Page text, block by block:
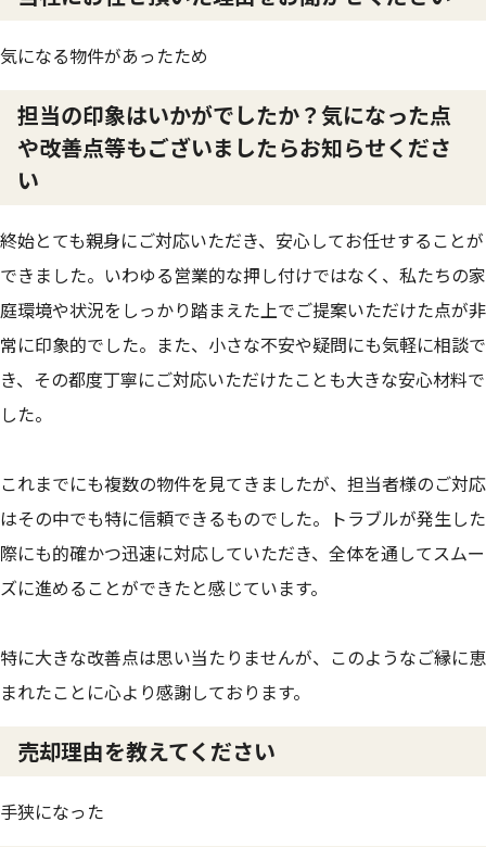
気になる物件があったため
担当の印象はいかがでしたか？気になった点
や改善点等もございましたらお知らせくださ
い
終始とても親身にご対応いただき、安心してお任せすることが
できました。いわゆる営業的な押し付けではなく、私たちの家
庭環境や状況をしっかり踏まえた上でご提案いただけた点が非
常に印象的でした。また、小さな不安や疑問にも気軽に相談で
き、その都度丁寧にご対応いただけたことも大きな安心材料で
した。
これまでにも複数の物件を見てきましたが、担当者様のご対応
はその中でも特に信頼できるものでした。トラブルが発生した
際にも的確かつ迅速に対応していただき、全体を通してスムー
ズに進めることができたと感じています。
特に大きな改善点は思い当たりませんが、このようなご縁に恵
まれたことに心より感謝しております。
売却理由を教えてください
手狭になった